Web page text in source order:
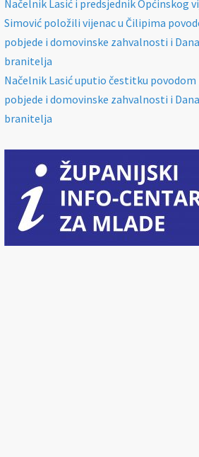
Načelnik Lasić i predsjednik Općinskog
Simović položili vijenac u Čilipima
pobjede i domovinske zahvalnosti i
branitelja
Načelnik Lasić uputio čestitku povodom
pobjede i domovinske zahvalnosti i
branitelja